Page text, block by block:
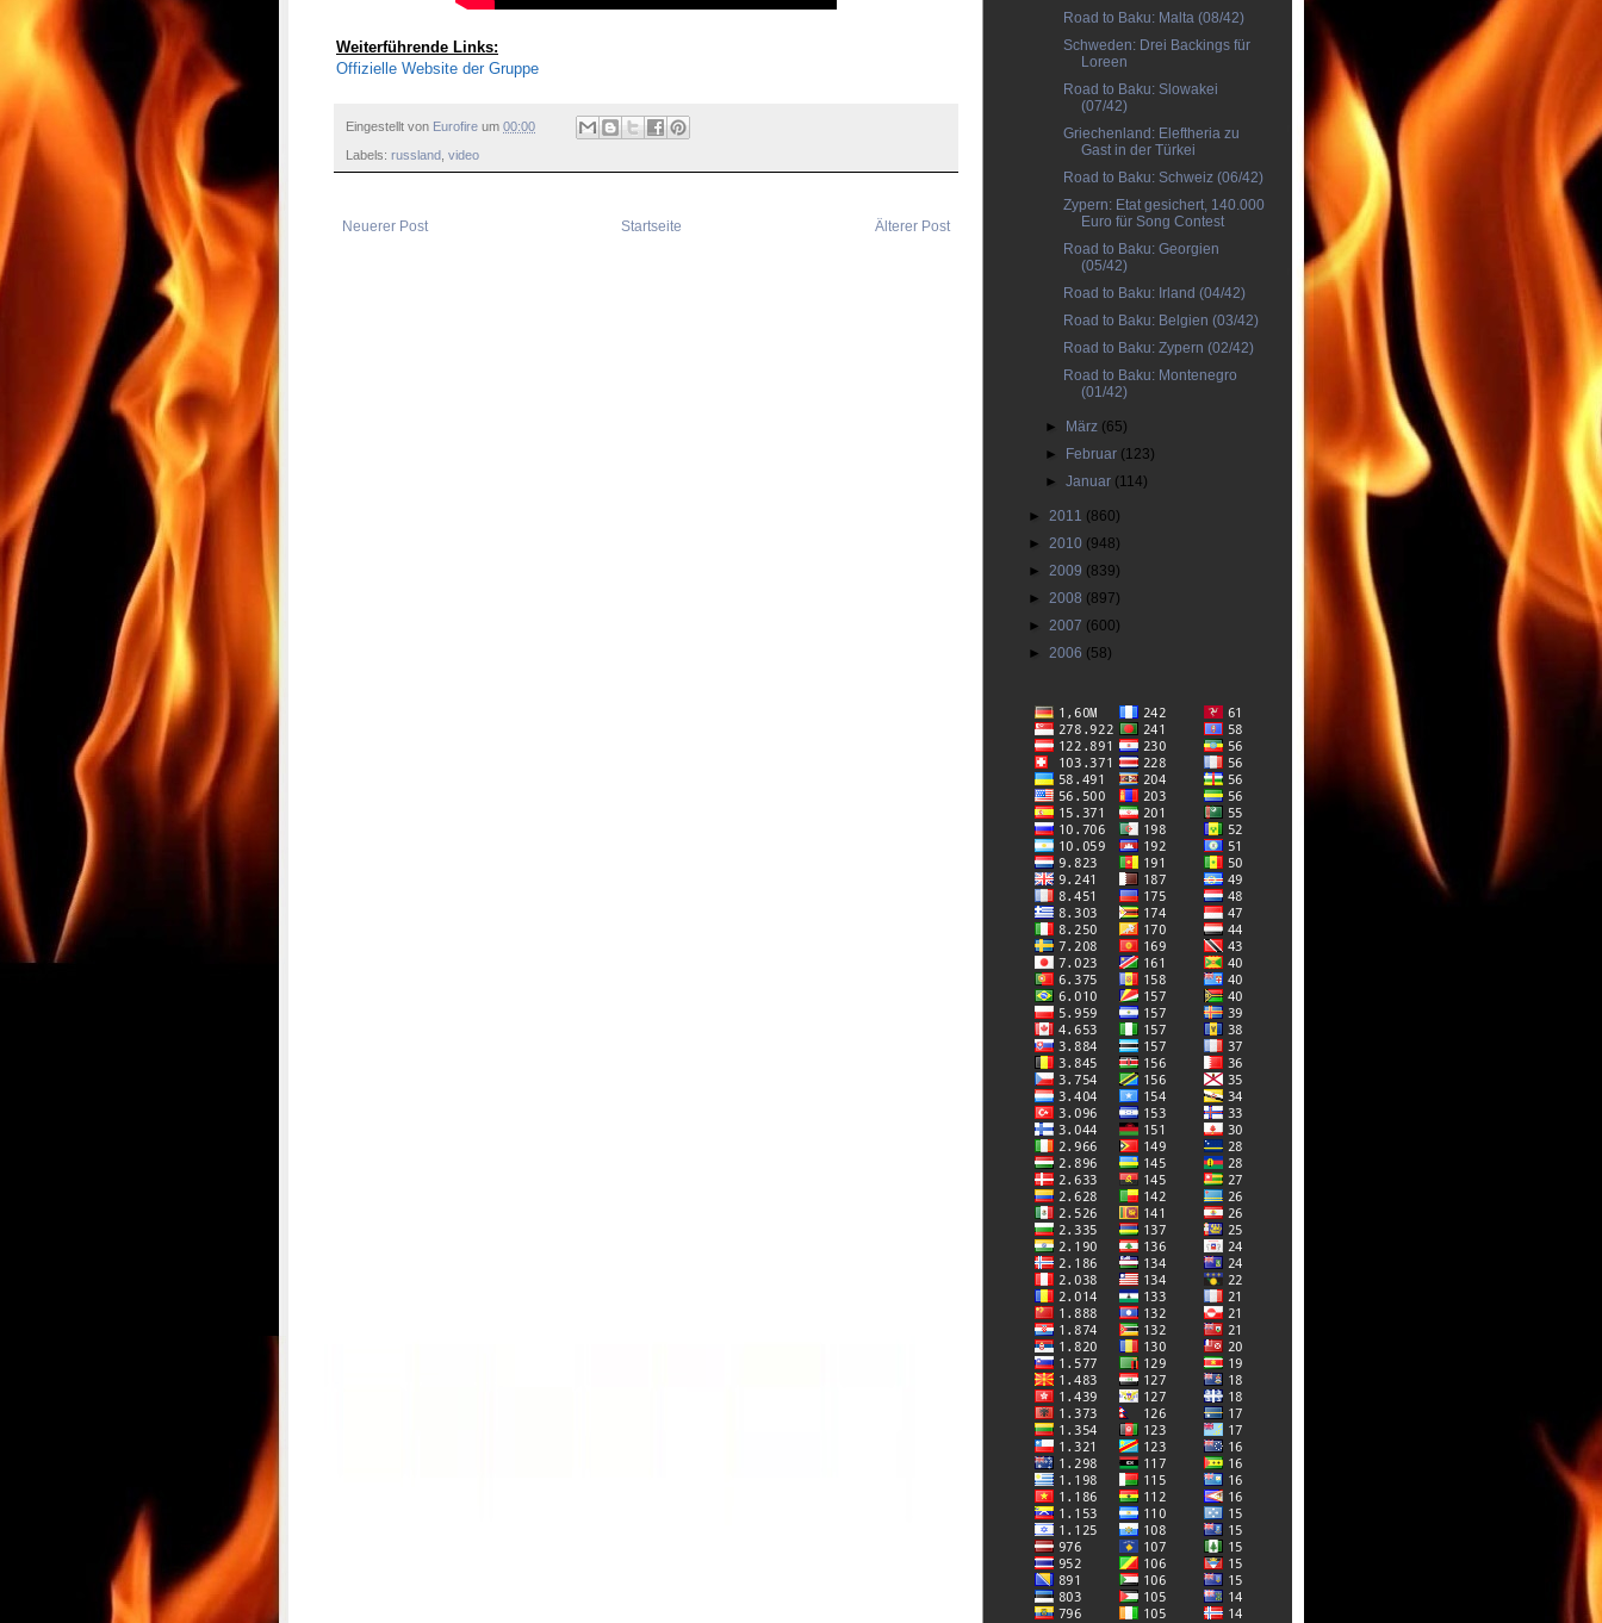
Weiterführende Links:
Offizielle Website der Gruppe
Eingestellt von Eurofire um 00:00
Labels: russland video
Neuerer Post Älterer Post
Startseite
Road to Baku: Malta (08/42)
Schweden: Drei Backings für
Loreen
Road to Baku: Slowakei
(07/42)
Griechenland: Eleftheria zu
Gast in der Türkei
Road to Baku: Schweiz (06/42)
Zypern: Etat gesichert, 140.000
Euro für Song Contest
Road to Baku: Georgien
(05/42)
Road to Baku: Irland (04/42)
Road to Baku: Belgien (03/42)
Road to Baku: Zypern (02/42)
Road to Baku: Montenegro
(01/42)
► März (65)
►
Februar (123)
►Januar (114)
► 2011 (860)
► 2010 (948)
► 2009 (839)
► 2008 (897)
► 2007 (600)
► 2006 (58)